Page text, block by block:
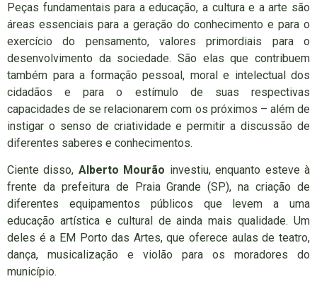
Peças fundamentais para a educação, a cultura e a arte são
áreas essenciais para a geração do conhecimento e para o
exercício do pensamento, valores primordiais para o
desenvolvimento da sociedade. São elas que contribuem
também para a formação pessoal, moral e intelectual dos
cidadãos e para o estímulo de suas respectivas
capacidades de se relacionarem com os próximos – além de
instigar o senso de criatividade e permitir a discussão de
diferentes saberes e conhecimentos.
Ciente disso, Alberto Mourão investiu, enquanto esteve à
frente da prefeitura de Praia Grande (SP), na criação de
diferentes equipamentos públicos que levem a uma
educação artística e cultural de ainda mais qualidade. Um
deles é a EM Porto das Artes, que oferece aulas de teatro,
dança, musicalização e violão para os moradores do
município.